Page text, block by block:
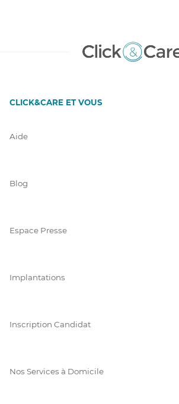
CLICK&CARE ET VOUS
Aide
Blog
Espace Presse
Implantations
Inscription Candidat
Nos Services à Domicile